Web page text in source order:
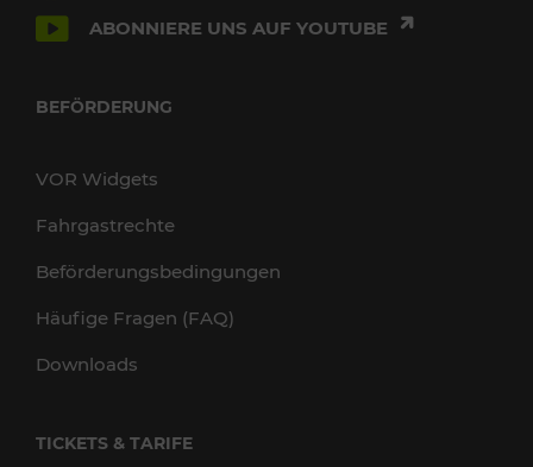
ABONNIERE UNS AUF YOUTUBE
BEFÖRDERUNG
VOR Widgets
Fahrgastrechte
Beförderungsbedingungen
Häufige Fragen (FAQ)
Downloads
TICKETS & TARIFE